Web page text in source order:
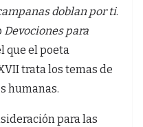
doblan por ti.
Devociones para
que el poeta
trata los temas de
humanas.
para las